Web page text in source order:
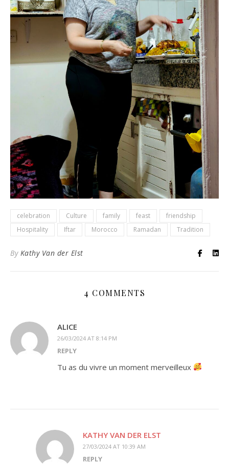
celebration Culture family feast
friendship
Hospitality
Iftar Morocco Ramadan Tradition
By Kathy Van der Elst
4 COMMENTS
ALICE
26/03/2024 AT 8:14 PM
REPLY
Tu as du vivre un moment merveilleux
KATHY VAN DER ELST
27/03/2024 AT 10:39 AM
REPLY